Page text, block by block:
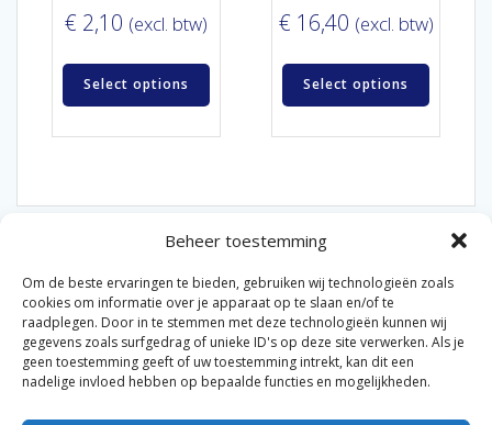
Beheer toestemming
Om de beste ervaringen te bieden, gebruiken wij technologieën zoals
cookies om informatie over je apparaat op te slaan en/of te
raadplegen. Door in te stemmen met deze technologieën kunnen wij
gegevens zoals surfgedrag of unieke ID's op deze site verwerken. Als je
geen toestemming geeft of uw toestemming intrekt, kan dit een
nadelige invloed hebben op bepaalde functies en mogelijkheden.
€ 2,10 (excl. btw)
Select options
€ 16,40 (excl. btw)
Select options
© 2026 Van der Bel Las en Radiateurenbedrijf.